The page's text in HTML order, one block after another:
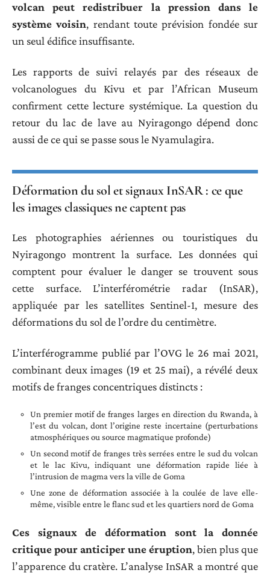
volcan peut redistribuer la pression dans le
système voisin, rendant toute prévision fondée sur
un seul édifice insuffisante.
Les rapports de suivi relayés par des réseaux de
volcanologues du Kivu et par l’African Museum
confirment cette lecture systémique. La question du
retour du lac de lave au Nyiragongo dépend donc
aussi de ce qui se passe sous le Nyamulagira.
Déformation du sol et signaux InSAR : ce que
les images classiques ne captent pas
Les photographies aériennes ou touristiques du
Nyiragongo montrent la surface. Les données qui
comptent pour évaluer le danger se trouvent sous
cette surface. L’interférométrie radar (InSAR),
appliquée par les satellites Sentinel-1, mesure des
déformations du sol de l’ordre du centimètre.
L’interférogramme publié par l’OVG le 26 mai 2021,
combinant deux images (19 et 25 mai), a révélé deux
motifs de franges concentriques distincts :
Un premier motif de franges larges en direction du Rwanda, à
l’est du volcan, dont l’origine reste incertaine (perturbations
atmosphériques ou source magmatique profonde)
Un second motif de franges très serrées entre le sud du volcan
et le lac Kivu, indiquant une déformation rapide liée à
l’intrusion de magma vers la ville de Goma
Une zone de déformation associée à la coulée de lave elle-
même, visible entre le flanc sud et les quartiers nord de Goma
Ces signaux de déformation sont la donnée
critique pour anticiper une éruption, bien plus que
l’apparence du cratère. L’analyse InSAR a montré que